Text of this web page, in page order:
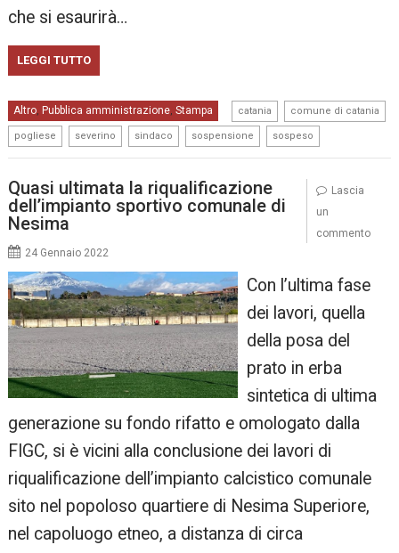
che si esaurirà…
LEGGI TUTTO
Altro, Pubblica amministrazione,Stampa catania comune di catania
pogliese severino sindaco sospensione sospeso
Quasi ultimata la riqualificazione
dell’impianto sportivo comunale di
Nesima
24 Gennaio 2022
Con l’ultima fase
dei lavori, quella
della posa del
prato in erba
sintetica di ultima
generazione su fondo rifatto e omologato dalla
FIGC, si è vicini alla conclusione dei lavori di
riqualificazione dell’impianto calcistico comunale
sito nel popoloso quartiere di Nesima Superiore,
nel capoluogo etneo, a distanza di circa
Lascia
un
commento